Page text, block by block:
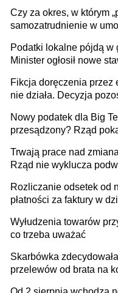
budynków i lokali
prowadzeniem
Czy za okres, w którym
samozatrudnienie w
umowy cywilnoprawnej
racjonalnym wyjściem
Podatki lokalne pójdą w
Minister ogłosił nowe
Fikcja doręczenia przez
nie działa. Decyzja
Nowy podatek dla Big
przesądzony? Rząd
Trwają prace nad
Rząd nie wyklucza
Rozliczanie odsetek od
płatności za faktury w
Wyłudzenia towarów
co trzeba uważać
Skarbówka
przelewów od brata na